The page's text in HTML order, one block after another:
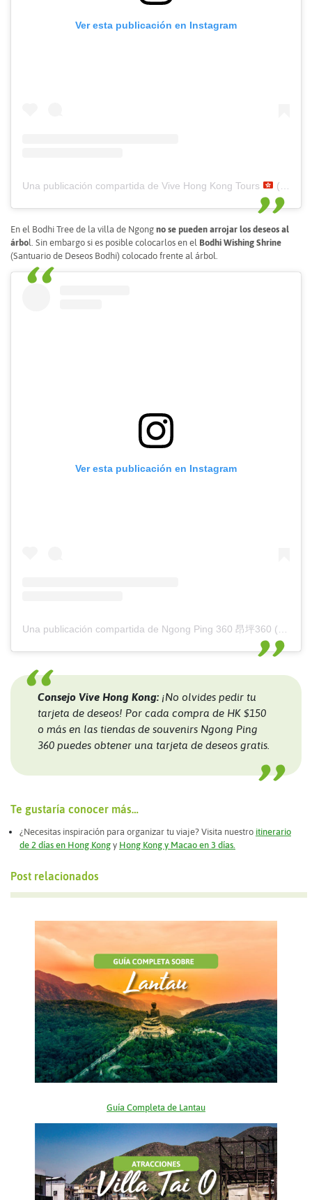
Ver esta publicación en Instagram
Una publicación compartida de Vive Hong Kong Tours (@vivehongkong)
En el Bodhi Tree de la villa de Ngong no se pueden arrojar los deseos al
árbol. Sin embargo si es posible colocarlos en el Bodhi Wishing Shrine
(Santuario de Deseos Bodhi) colocado frente al árbol.
Ver esta publicación en Instagram
Una publicación compartida de Ngong Ping 360 昂坪360 (@np360hk)
Consejo Vive Hong Kong: ¡No olvides pedir tu
tarjeta de deseos! Por cada compra de HK $150
o más en las tiendas de souvenirs Ngong Ping
360 puedes obtener una tarjeta de deseos gratis.
Te gustaría conocer más…
¿Necesitas inspiración para organizar tu viaje? Visita nuestro itinerario
de 2 días en Hong Kong y Hong Kong y Macao en 3 días.
Post relacionados
Guía Completa de Lantau